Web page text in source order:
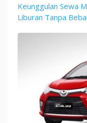
Keunggulan Sewa
Liburan Tanpa